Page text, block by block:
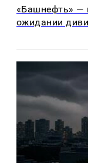
«Башнефть» —
ожидании